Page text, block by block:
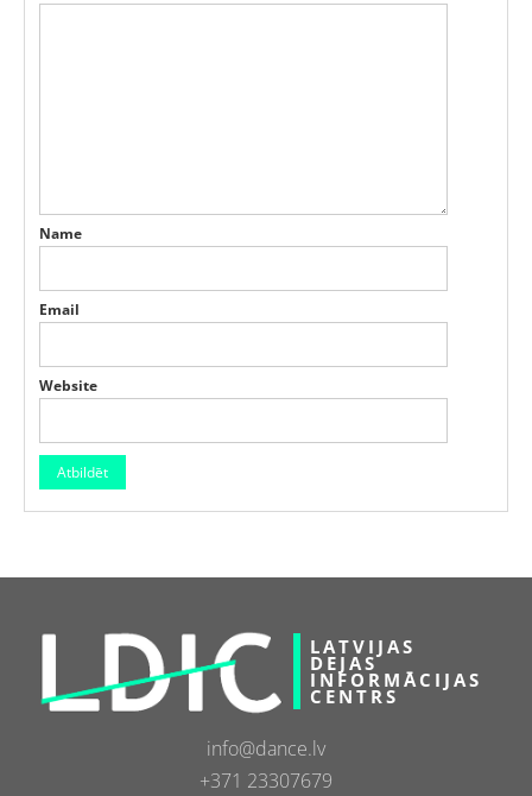
Name
Email
Website
LATVIJAS
DEJAS
INFORMĀCIJAS
CENTRS
info@dance.lv
+371 23307679